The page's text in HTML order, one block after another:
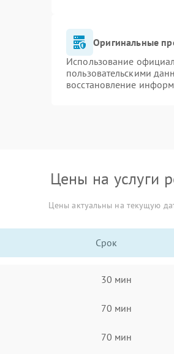
Оригинальные
Использование
пользовательскими
восстановление
Цены на услуги
Цены актуальны на текущую
Срок
30 мин
70 мин
70 мин